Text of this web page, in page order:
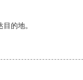
的地。